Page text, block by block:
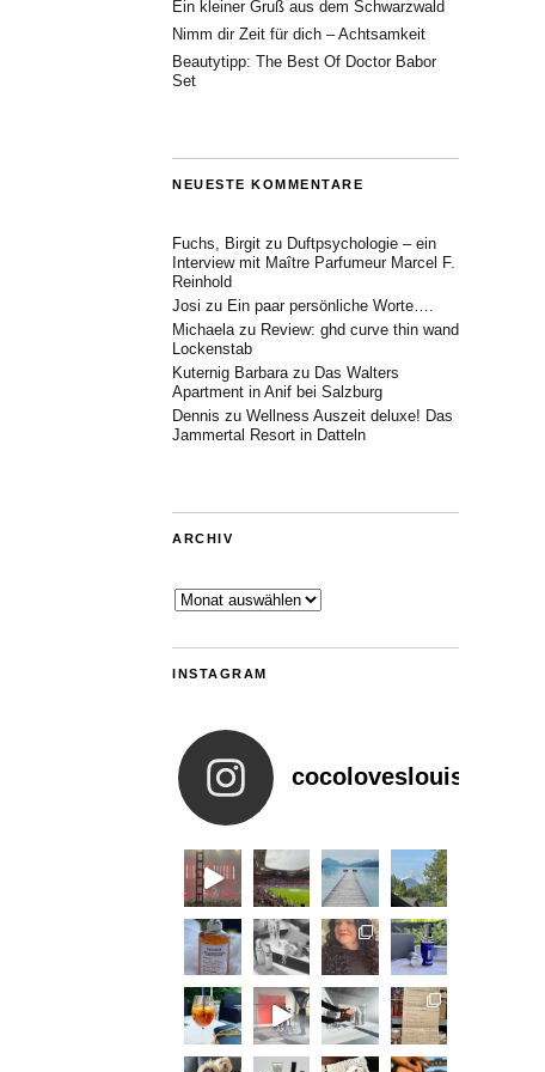
Ein kleiner Gruß aus dem Schwarzwald
Nimm dir Zeit für dich – Achtsamkeit
Beautytipp: The Best Of Doctor Babor
Set
NEUESTE KOMMENTARE
Fuchs, Birgit zu Duftpsychologie – ein
Interview mit Maître Parfumeur Marcel F.
Reinhold
Josi zu Ein paar persönliche Worte….
Michaelazu Review: ghd curve thin wand
Lockenstab
Kuternig Barbarazu Das Walters
Apartment in Anif bei Salzburg
Dennis zu Wellness Auszeit deluxe! Das
Jammertal Resort in Datteln
ARCHIV
Archiv
INSTAGRAM
cocoloveslouis